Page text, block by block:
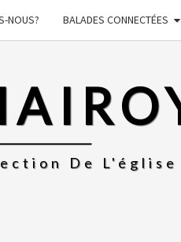
NOUS? BALADES CONNECTÉES
De